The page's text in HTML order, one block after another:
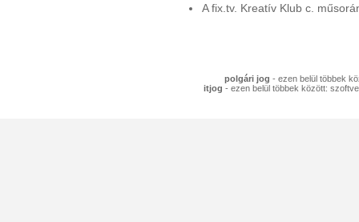
A fix.tv. Kreatív Klub c.
polgári jog - ezen belül többek
itjog - ezen belül többek között: